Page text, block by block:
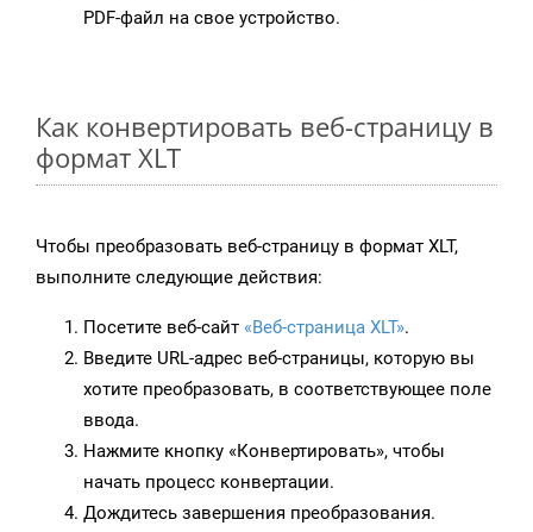
PDF-файл на свое устройство.
Как конвертировать веб-страницу в
формат XLT
Чтобы преобразовать веб-страницу в формат XLT,
выполните следующие действия:
Посетите веб-сайт «Веб-страница XLT».
Введите URL-адрес веб-страницы, которую вы
хотите преобразовать, в соответствующее поле
ввода.
Нажмите кнопку «Конвертировать», чтобы
начать процесс конвертации.
Дождитесь завершения преобразования.